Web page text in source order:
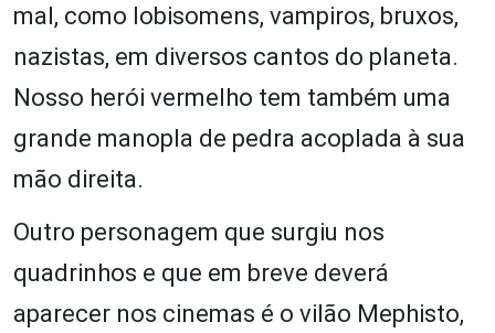
mal, como lobisomens, vampiros, bruxos,
nazistas, em diversos cantos do planeta.
Nosso herói vermelho tem também uma
grande manopla de pedra acoplada à sua
mão direita.
Outro personagem que surgiu nos
quadrinhos e que em breve deverá
aparecer nos cinemas é o vilão Mephisto,